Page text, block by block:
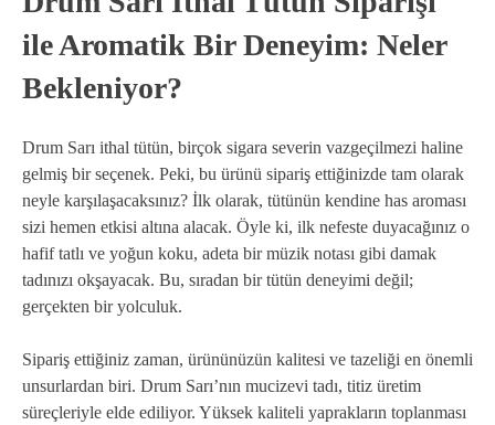
ile Aromatik Bir Deneyim: Neler
Bekleniyor?
Drum Sarı ithal tütün, birçok sigara severin vazgeçilmezi haline
gelmiş bir seçenek. Peki, bu ürünü sipariş ettiğinizde tam olarak
neyle karşılaşacaksınız? İlk olarak, tütünün kendine has aroması
sizi hemen etkisi altına alacak. Öyle ki, ilk nefeste duyacağınız o
hafif tatlı ve yoğun koku, adeta bir müzik notası gibi damak
tadınızı okşayacak. Bu, sıradan bir tütün deneyimi değil;
gerçekten bir yolculuk.
Sipariş ettiğiniz zaman, ürününüzün kalitesi ve tazeliği en önemli
unsurlardan biri. Drum Sarı’nın mucizevi tadı, titiz üretim
süreçleriyle elde ediliyor. Yüksek kaliteli yaprakların toplanması